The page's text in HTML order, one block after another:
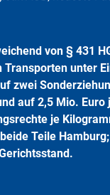
von § 431
Transporten unter
zwei
auf 2,5 Mio.
je
Teile